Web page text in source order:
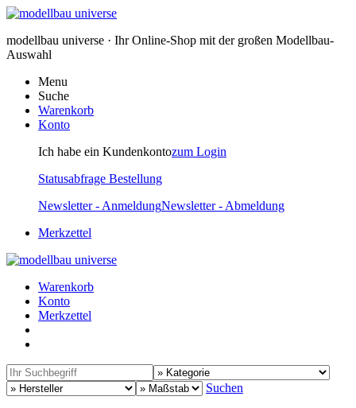
modellbau universe · Ihr Online-Shop mit der großen Modellbau-
Auswahl
Menu
Suche
Warenkorb
Konto
Ich habe ein Kundenkontozum Login
Statusabfrage Bestellung
Newsletter - AnmeldungNewsletter - Abmeldung
Merkzettel
Warenkorb
Konto
Merkzettel
Suchen